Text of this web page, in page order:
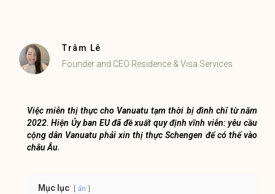
Trâm Lê
Founder and CEO Residence & Visa Services
Việc miễn thị thực cho Vanuatu tạm thời bị đình chỉ từ năm
2022. Hiện Ủy ban EU đã đề xuất quy định vĩnh viễn: yêu cầu
cộng dân Vanuatu phải xin thị thực Schengen để có thể vào
châu Âu.
Mục lục ẩn